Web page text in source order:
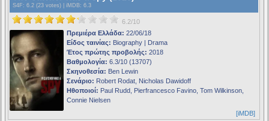
S4F : 6.2 (23 votes) | iMDB: 6.3
6.2/10
Πρεμιέρα Ελλάδα: 22/06/18
Είδος ταινίας: Biography | Drama
Έτος πρώτης προβολής: 2018
Βαθμολογία: 6.3/10 (13707)
Σκηνοθεσία: Ben Lewin
Σενάριο: Robert Rodat, Nicholas Dawidoff
Ηθοποιοί: Paul Rudd, Pierfrancesco Favino, Tom Wilkinson,
Connie Nielsen
[iMDB]